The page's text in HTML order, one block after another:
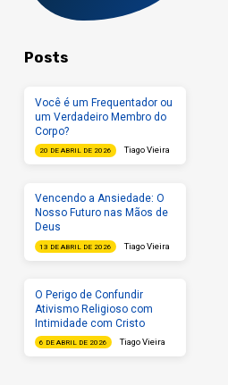
Posts
Você é um Frequentador ou
um Verdadeiro Membro do
Corpo?
20 DE ABRIL DE 2026 Tiago Vieira
Vencendo a Ansiedade: O
Nosso Futuro nas Mãos de
Deus
13 DE ABRIL DE 2026 Tiago Vieira
O Perigo de Confundir
Ativismo Religioso com
Intimidade com Cristo
6 DE ABRIL DE 2026 Tiago Vieira